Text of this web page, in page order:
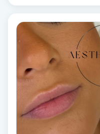
Nagelklippning
Nagelsvamp
Nageltrång